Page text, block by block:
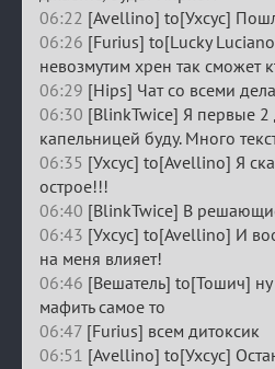
06:22 [Avellino] to[Ухсус]
06:26 [Furius] to[Lucky
невозмутим хрен так сможет
06:29 [Hips] Чат со всеми
06:30 [BlinkTwice] Я первые 2
капельницей буду. Много
06:35 [Ухсус] to[Avellino] Я
острое!!!
06:40 [BlinkTwice] В
06:43 [Ухсус] to[Avellino] И
на меня влияет!
06:46 [Вешатель] to[Тошич] ну
мафить самое то
06:47 [Furius] всем дитоксик
06:51 [Avellino] to[Ухсус]